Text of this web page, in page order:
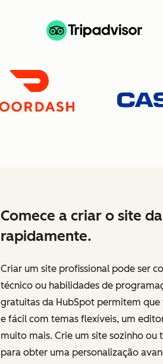
Comece a criar o site
rapidamente.
Criar um site profissional pode ser
técnico ou habilidades de
gratuitas da HubSpot permitem
e fácil com temas flexíveis, um
muito mais. Crie um site sozinho
para obter uma personalização